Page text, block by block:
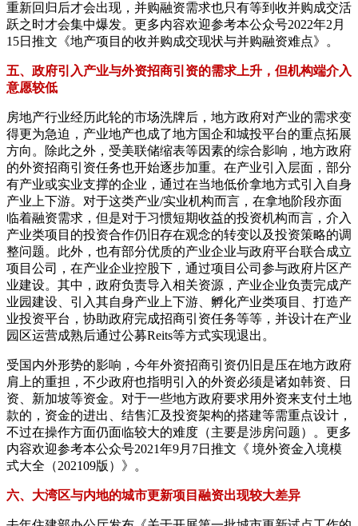
重新回归后才会出现，并购融资需求也只有等到收并购成交活
跃之时才会集中爆发。更多内容欢迎参考本公众号2022年2月
15日推文《地产项目的收并购成交现状与并购融资难点》。
五、政府引入产业与外资招商引资的需求上升，但机构端介入
意愿较低
房地产行业经历此轮的市场洗牌后，地方政府对产业的需求变
得更为急迫，产业地产也成了地方国企和城投平台的重点拓展
方向。除此之外，受美联储缩表等因素的综合影响，地方政府
的外资招商引资任务也开始逐步加重。在产业引入层面，部分
有产业或实业支撑的企业，通过在当地低价拿地方式引入自身
产业上下游。对于这类产业/实业机构而言，在拿地阶段亦面
临着融资需求，但是对于习惯短期收益的投资机构而言，介入
产业类项目的投资合作仍旧存在观念的转变以及投资策略的调
整问题。此外，也有部分优质的产业企业与政府平台联合成立
项目公司，在产业企业控股下，通过项目公司参与政府片区产
业建设。其中，政府负责导入相关资源，产业企业负责完成产
业园建设、引入其自身产业上下游、孵化产业类项目、打造产
业投资平台，协助政府完成招商引资任务等等，并设计在产业
园区运营成熟后通过公募Reits等方式实现退出。
受国内外形势的影响，今年外资招商引资仍旧是压在地方政府
肩上的重担，不少政府也指明引入的外资必须是诸如韩资、日
资、新加坡等资金。对于一些地方政府要求用外资来支付土地
款的，资金的进出、结售汇及投资架构的搭建等需重点设计，
不过在操作方面仍面临较大的难度（主要是涉房问题）。更多
内容欢迎参考本公众号2021年9月7日推文《 境外资金入境模
式大全（202109版）》。
六、大湾区与内地的城市更新项目融资出现较大差异